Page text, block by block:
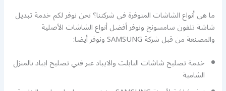
ما هي أنواع الشاشات المتوفرة في شركتنا؟ نحن نوفر لكم خدمة تبديل
شاشة تلفون سامسونج ونوفر أفضل أنواع الشاشات الأصلية
والمصنعة من قبل شركة SAMSUNG ونوفر أيضا:
خدمة تصليح شاشات التابلت والايباد عبر فني تصليح ايباد بالمنزل
الشامية